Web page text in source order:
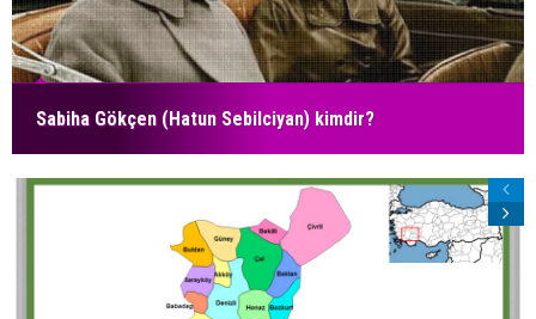
Sabiha Gökçen (Hatun Sebilciyan) kimdir?